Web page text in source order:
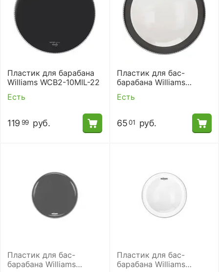
Пластик для барабана
Williams WCB2-10MIL-22
Есть
119 99 руб.
Пластик для бас-
барабана Williams
W1SC-7MIL-22
Есть
6501 руб.
Пластик для бас-
барабана Williams
Пластик для бас-
барабана Williams